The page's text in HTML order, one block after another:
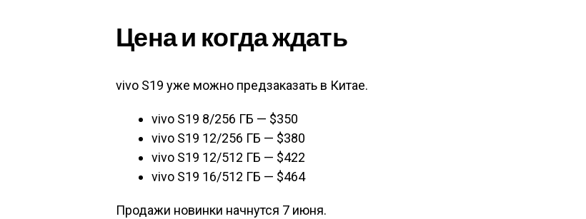
Цена и когда ждать
vivo S19 уже можно предзаказать в Китае.
vivo S19 8/256 ГБ — $350
vivo S19 12/256 ГБ — $380
vivo S19 12/512 ГБ — $422
vivo S19 16/512 ГБ — $464
Продажи новинки начнутся 7 июня.